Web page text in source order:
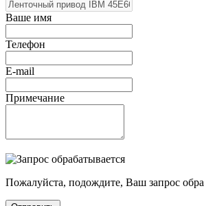
Ваше имя
Телефон
E-mail
Примечание
Пожалуйста, подождите, Ваш запрос